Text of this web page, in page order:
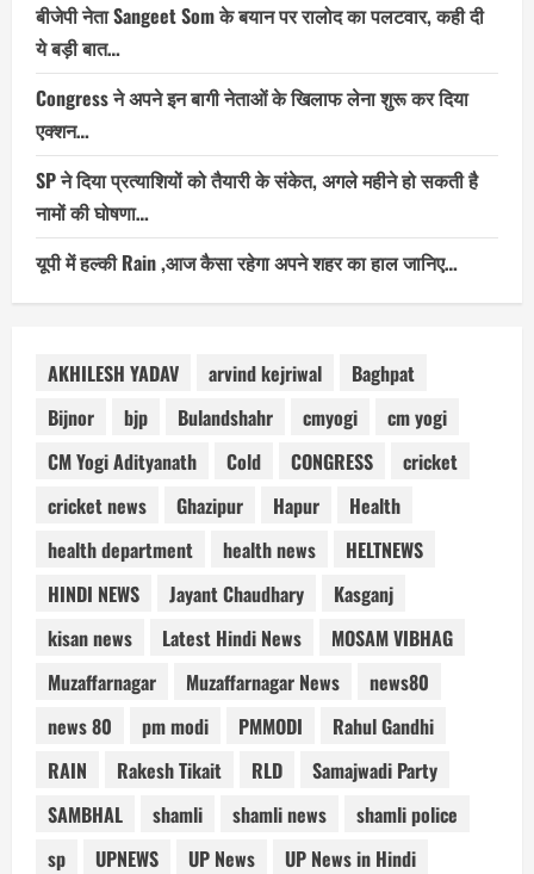
बीजेपी नेता Sangeet Som के बयान पर रालोद का पलटवार, कही दी
ये बड़ी बात…
Congress ने अपने इन बागी नेताओं के खिलाफ लेना शुरू कर दिया
एक्शन…
SP ने दिया प्रत्याशियों को तैयारी के संकेत, अगले महीने हो सकती है
नामों की घोषणा…
यूपी में हल्की Rain ,आज कैसा रहेगा अपने शहर का हाल जानिए…
AKHILESH YADAV arvind kejriwal
Baghpat
Bijnor
bjp Bulandshahr cmyogi
cm yogi
CM Yogi Adityanath
Cold CONGRESS
cricket
cricket news
Ghazipur Hapur
Health
health department
health news
HELTNEWS
HINDI NEWS
Jayant Chaudhary
Kasganj
kisan news
Latest Hindi News
MOSAM VIBHAG
Muzaffarnagar
Muzaffarnagar News
news80
news 80
pm modi PMMODI
Rahul Gandhi
RAIN
Rakesh Tikait RLD
Samajwadi Party
SAMBHAL
shamli shamli news
shamli police
sp
UPNEWS UP News
UP News in Hindi